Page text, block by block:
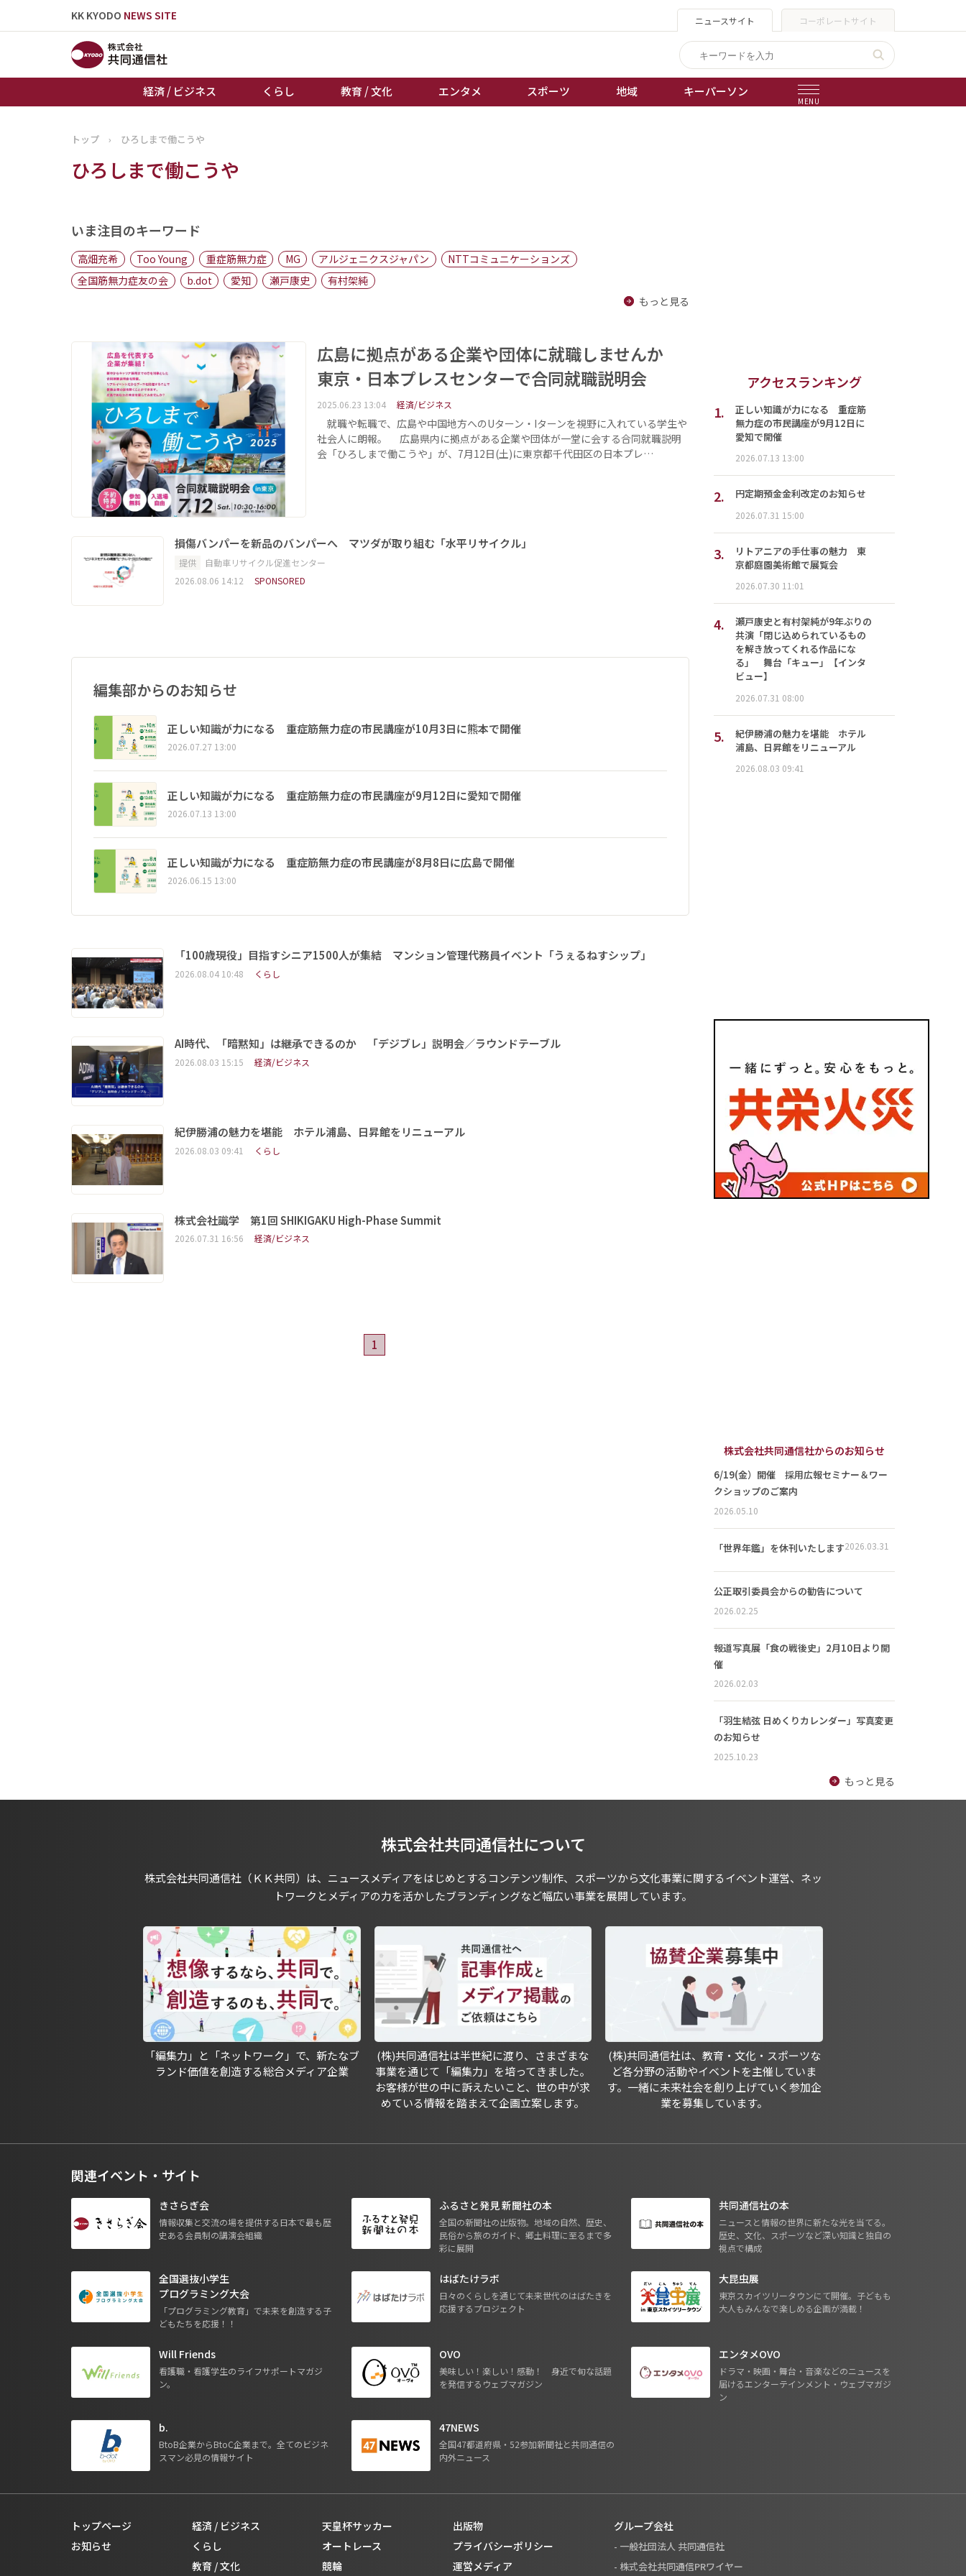
KK KYODO NEWS SITE ニュースサイト コーポレートサイト
経済 / ビジネス くらし 教育 / 文化 エンタメ スポーツ 地域 キーパーソン
MENU
トップページ
お知らせ
地域
キーパーソン
棋王戦
トップ › ひろしまで働こうや
ひろしまで働こうや
いま注目のキーワード
高畑充希 Too Young 重症筋無力症 MG アルジェニクスジャパン
NTTコミュニケーションズ
全国筋無力症友の会
b.dot 愛知 瀬戸康史
有村架純
もっと見る
広島に拠点がある企業や団体に就職しませんか
東京・日本プレスセンターで合同就職説明会
2025.06.23 13:04 経済/ビジネス
就職や転職で、広島や中国地方へのUターン・Iターンを視野に入れている学生や
社会人に朗報。 広島県内に拠点がある企業や団体が一堂に会する合同就職説明
会「ひろしまで働こうや」が、7月12日(土)に東京都千代田区の日本プレ…
損傷バンパーを新品のバンパーへ マツダが取り組む「水平リサイクル」
提供
自動車リサイクル促進センター
2026.08.06 14:12
SPONSORED
編集部からのお知らせ
正しい知識が力になる 重症筋無力症の市民講座が10月3日に熊本で開催
2026.07.27 13:00
正しい知識が力になる 重症筋無力症の市民講座が9月12日に愛知で開催
2026.07.13 13:00
正しい知識が力になる 重症筋無力症の市民講座が8月8日に広島で開催
2026.06.15 13:00
「100歳現役」目指すシニア1500人が集結 マンション管理代務員イベント「うぇるねすシップ」
2026.08.04 10:48 くらし
AI時代、「暗黙知」は継承できるのか 「デジブレ」説明会／ラウンドテーブル
2026.08.03 15:15 経済/ビジネス
紀伊勝浦の魅力を堪能 ホテル浦島、日昇館をリニューアル
2026.08.03 09:41 くらし
株式会社識学 第1回 SHIKIGAKU High-Phase Summit
2026.07.31 16:56 経済/ビジネス
1
アクセスランキング
1.
正しい知識が力になる 重症筋
無力症の市民講座が9月12日に
愛知で開催
2026.07.13 13:00
2. 円定期預金金利改定のお知らせ
2026.07.31 15:00
3.
リトアニアの手仕事の魅力 東
京都庭園美術館で展覧会
2026.07.30 11:01
4.
瀬戸康史と有村架純が9年ぶりの
共演「閉じ込められているもの
を解き放ってくれる作品にな
る」 舞台「キュー」【インタ
ビュー】
2026.07.31 08:00
5.
紀伊勝浦の魅力を堪能 ホテル
浦島、日昇館をリニューアル
2026.08.03 09:41
株式会社共同通信社からのお知らせ
6/19(金）開催 採用広報セミナー＆ワー
クショップのご案内
2026.05.10
「世界年鑑」を休刊いたします2026.03.31
公正取引委員会からの勧告について
2026.02.25
報道写真展「食の戦後史」2月10日より開
催
2026.02.03
「羽生結弦 日めくりカレンダー」写真変更
のお知らせ
2025.10.23
もっと見る
株式会社共同通信社について
株式会社共同通信社（ＫＫ共同）は、ニュースメディアをはじめとするコンテンツ制作、スポーツから文化事業に関するイベント運営、ネッ
トワークとメディアの力を活かしたブランディングなど幅広い事業を展開しています。
「編集力」と「ネットワーク」で、新たなブ
ランド価値を創造する総合メディア企業
(株)共同通信社は半世紀に渡り、さまざまな
事業を通じて「編集力」を培ってきました。
お客様が世の中に訴えたいこと、世の中が求
めている情報を踏まえて企画立案します。
(株)共同通信社は、教育・文化・スポーツな
ど各分野の活動やイベントを主催していま
す。一緒に未来社会を創り上げていく参加企
業を募集しています。
関連イベント・サイト
きさらぎ会
情報収集と交流の場を提供する日本で最も歴
史ある会員制の講演会組織
ふるさと発見 新聞社の本
全国の新聞社の出版物。地域の自然、歴史、
民俗から旅のガイド、郷土料理に至るまで多
彩に展開
共同通信社の本
ニュースと情報の世界に新たな光を当てる。
歴史、文化、スポーツなど深い知識と独自の
視点で構成
全国選抜小学生
プログラミング大会
「プログラミング教育」で未来を創造する子
どもたちを応援！！
はばたけラボ
日々のくらしを通じて未来世代のはばたきを
応援するプロジェクト
大昆虫展
東京スカイツリータウンにて開催。子どもも
大人もみんなで楽しめる企画が満載！
Will Friends
看護職・看護学生のライフサポートマガジ
ン。
OVO
美味しい！楽しい！感動！ 身近で旬な話題
を発信するウェブマガジン
エンタメOVO
ドラマ・映画・舞台・音楽などのニュースを
届けるエンターテインメント・ウェブマガジ
ン
b.
BtoB企業からBtoC企業まで。全てのビジネ
スマン必見の情報サイト
47NEWS
全国47都道府県・52参加新聞社と共同通信の
内外ニュース
トップページ
お知らせ
経済 / ビジネス
くらし
教育 / 文化
天皇杯サッカー
オートレース
競輪
出版物
プライバシーポリシー
運営メディア
グループ会社
- 一般社団法人 共同通信社
- 株式会社共同通信PRワイヤー